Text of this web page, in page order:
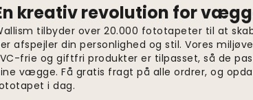
kreativ revolution for
tilbyder over 20.000 fototapeter til at
afspejler din personlighed og stil. Vores
frie og giftfri produkter er tilpasset, så de
vægge. Få gratis fragt på alle ordrer, og
i dag.